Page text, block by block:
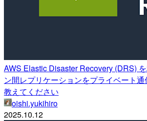
AWS Elastic Disaster Recovery (DRS)
ン間レプリケーションをプライベート
教えてください
oishi.yukihiro
2025.10.12